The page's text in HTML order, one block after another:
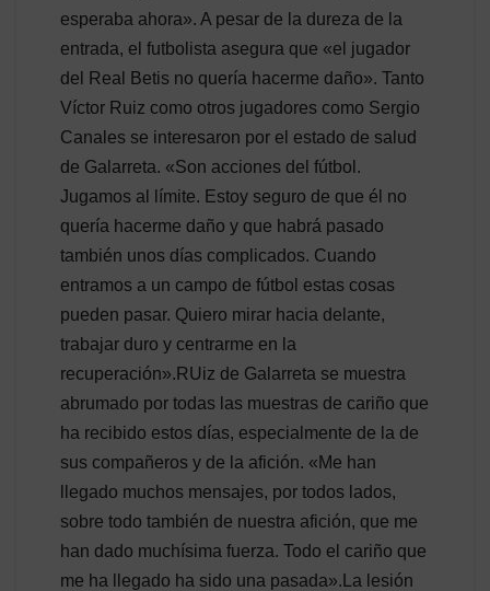
esperaba ahora». A pesar de la dureza de la
entrada, el futbolista asegura que «el jugador
del Real Betis no quería hacerme daño». Tanto
Víctor Ruiz como otros jugadores como Sergio
Canales se interesaron por el estado de salud
de Galarreta. «Son acciones del fútbol.
Jugamos al límite. Estoy seguro de que él no
quería hacerme daño y que habrá pasado
también unos días complicados. Cuando
entramos a un campo de fútbol estas cosas
pueden pasar. Quiero mirar hacia delante,
trabajar duro y centrarme en la
recuperación».RUiz de Galarreta se muestra
abrumado por todas las muestras de cariño que
ha recibido estos días, especialmente de la de
sus compañeros y de la afición. «Me han
llegado muchos mensajes, por todos lados,
sobre todo también de nuestra afición, que me
han dado muchísima fuerza. Todo el cariño que
me ha llegado ha sido una pasada».La lesión